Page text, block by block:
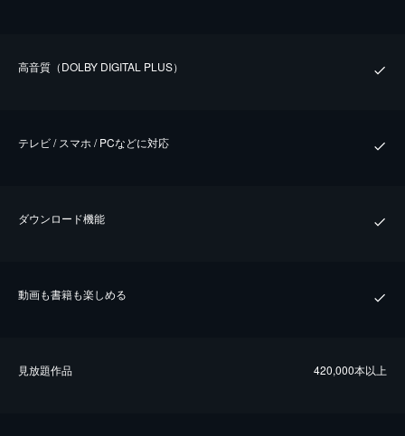
⾼⾳質（DOLBY DIGITAL PLUS）
テレビ / スマホ / PCなどに対応
ダウンロード機能
動画も書籍も楽しめる
⾒放題作品 420,000本以上